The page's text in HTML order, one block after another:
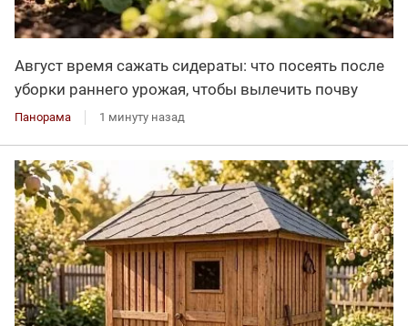
Август время сажать сидераты: что посеять после
уборки раннего урожая, чтобы вылечить почву
Панорама 1 минуту назад